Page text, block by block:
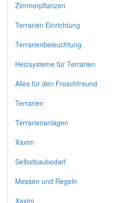
Zimmerpflanzen
Terrarien Einrichtung
Terrarienbeleuchtung
Heizsysteme für Terrarien
Alles für den Froschfreund
Terrarien
Terrarienanlagen
Xaxim
Selbstbaubedarf
Messen und Regeln
Xaxim